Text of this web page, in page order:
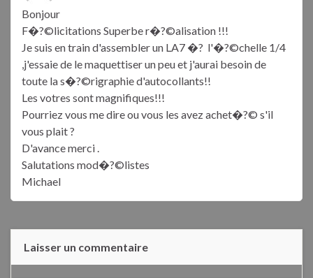
Bonjour
F�?©licitations Superbe r�?©alisation !!!
Je suis en train d'assembler un LA7 �? l'�?©chelle 1/4
,j'essaie de le maquettiser un peu et j'aurai besoin de
toute la s�?©rigraphie d'autocollants!!
Les votres sont magnifiques!!!
Pourriez vous me dire ou vous les avez achet�?© s'il
vous plait ?
D'avance merci .
Salutations mod�?©listes
Michael
Laisser un commentaire